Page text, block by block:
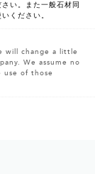
い。また一般石材同
ください。
will change a little
We assume no
of those